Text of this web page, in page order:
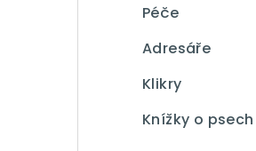
Péče
Adresáře
Klikry
Knížky o psech